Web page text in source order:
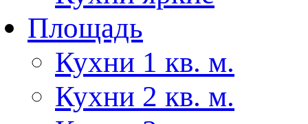
Площадь
Кухни 1 кв. м.
Кухни 2 кв. м.